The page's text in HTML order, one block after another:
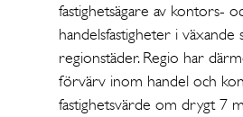
fastighetsägare av kontors-
handelsfastigheter i växande
regionstäder. Regio har
förvärv inom handel och
fastighetsvärde om drygt 7